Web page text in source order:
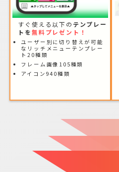
すぐ使える以下の テンプレー
トを無料プレゼント！
ユーザー別に切り替えが可能
なリッチメニューテンプレー
ト20種類
フレーム画像105種類
アイコン940種類